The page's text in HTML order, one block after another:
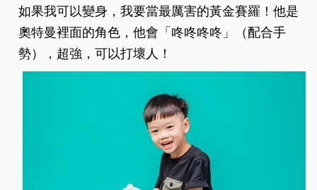
如果我可以變身，我要當最厲害的黃金賽羅！他是
奧特曼裡面的角色，他會「咚咚咚咚」（配合手
勢），超強，可以打壞人！